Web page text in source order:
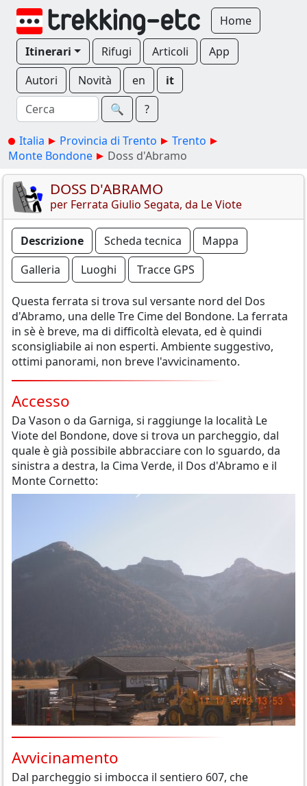
Home
Itinerari Rifugi Articoli
App
Autori
Novità en
it
🔍︎
?
Italia Provincia di Trento
Trento
Monte Bondone
Doss d'Abramo
DOSS D'ABRAMO
per Ferrata Giulio Segata, da Le Viote
Descrizione Scheda tecnica
Mappa
Galleria
Luoghi Tracce GPS
Questa ferrata si trova sul versante nord del Dos
d'Abramo, una delle Tre Cime del Bondone. La ferrata
in sè è breve, ma di difficoltà elevata, ed è quindi
sconsigliabile ai non esperti. Ambiente suggestivo,
ottimi panorami, non breve l'avvicinamento.
Accesso
Da Vason o da Garniga, si raggiunge la località Le
Viote del Bondone, dove si trova un parcheggio, dal
quale è già possibile abbracciare con lo sguardo, da
sinistra a destra, la Cima Verde, il Dos d'Abramo e il
Monte Cornetto:
Avvicinamento
Dal parcheggio si imbocca il sentiero 607, che